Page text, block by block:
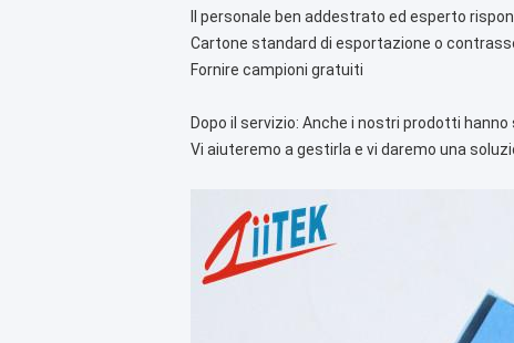
Il personale ben addestrato ed esperto
Cartone standard di esportazione o
Fornire campioni gratuiti
Dopo il servizio: Anche i nostri prodotti
Vi aiuteremo a gestirla e vi daremo una